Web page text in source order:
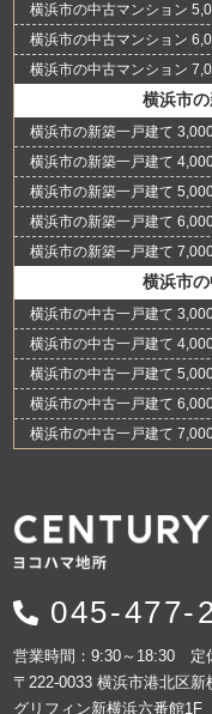
横浜市の中古マンション
横浜市の中古マンション
横浜市の中古マンション
横浜市
横浜市の新築一戸建て
横浜市の新築一戸建て
横浜市の新築一戸建て
横浜市の新築一戸建て
横浜市の新築一戸建て
横浜市
横浜市の中古一戸建て
横浜市の中古一戸建て
横浜市の中古一戸建て
横浜市の中古一戸建て
横浜市の中古一戸建て
045-477-
営業時間：9:30～18:30 定
〒222-0033 横浜市港北区新
グリフィン新横浜六番館1F